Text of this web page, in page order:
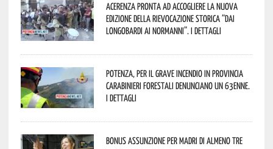
Acerenza pronta ad accogliere la nuova
edizione della rievocazione storica “Dai
Longobardi ai Normanni”. I dettagli
Potenza, per il grave incendio in Provincia
Carabinieri forestali denunciano un 63enne.
I dettagli
Bonus assunzione per madri di almeno tre